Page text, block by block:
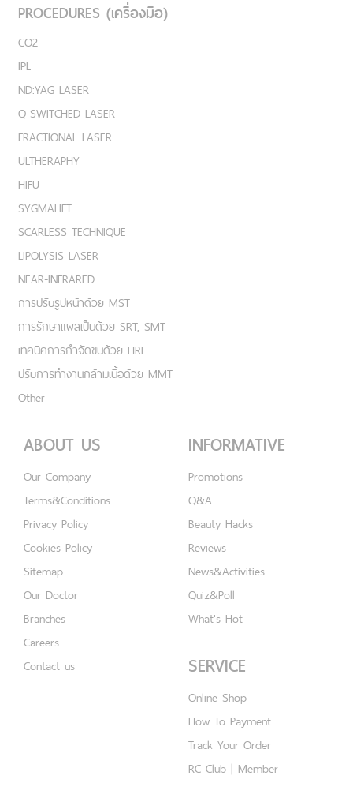
PROCEDURES (เครื่องมือ)
CO2
IPL
ND:YAG LASER
Q-SWITCHED LASER
FRACTIONAL LASER
ULTHERAPHY
HIFU
SYGMALIFT
SCARLESS TECHNIQUE
LIPOLYSIS LASER
NEAR-INFRARED
การปรับรูปหน้าด้วย MST
การรักษาแผลเป็นด้วย SRT, SMT
เทคนิคการกำจัดขนด้วย HRE
ปรับการทำงานกล้ามเนื้อด้วย MMT
Other
ABOUT US
Our Company
Terms&Conditions
Privacy Policy
Cookies Policy
Sitemap
Our Doctor
Branches
Careers
Contact us
INFORMATIVE
Promotions
Q&A
Beauty Hacks
Reviews
News&Activities
Quiz&Poll
What's Hot
SERVICE
Online Shop
How To Payment
Track Your Order
RC Club | Member